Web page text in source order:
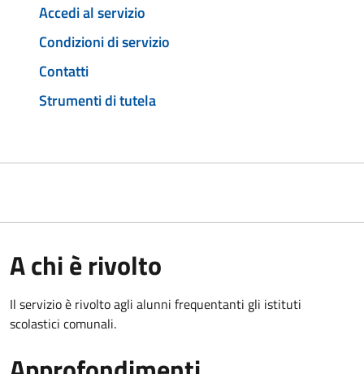
Accedi al servizio
Condizioni di servizio
Contatti
Strumenti di tutela
A chi è rivolto
Il servizio è rivolto agli alunni frequentanti gli istituti
scolastici comunali.